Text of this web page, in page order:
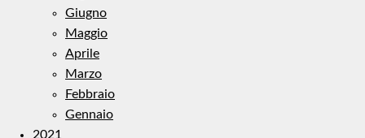
Giugno
Maggio
Aprile
Marzo
Febbraio
Gennaio
2021